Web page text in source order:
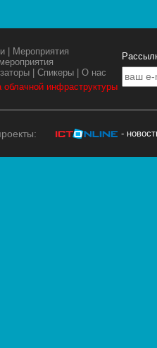
| Мероприятия
|Спикеры |О нас
облачной инфраструктуры
-